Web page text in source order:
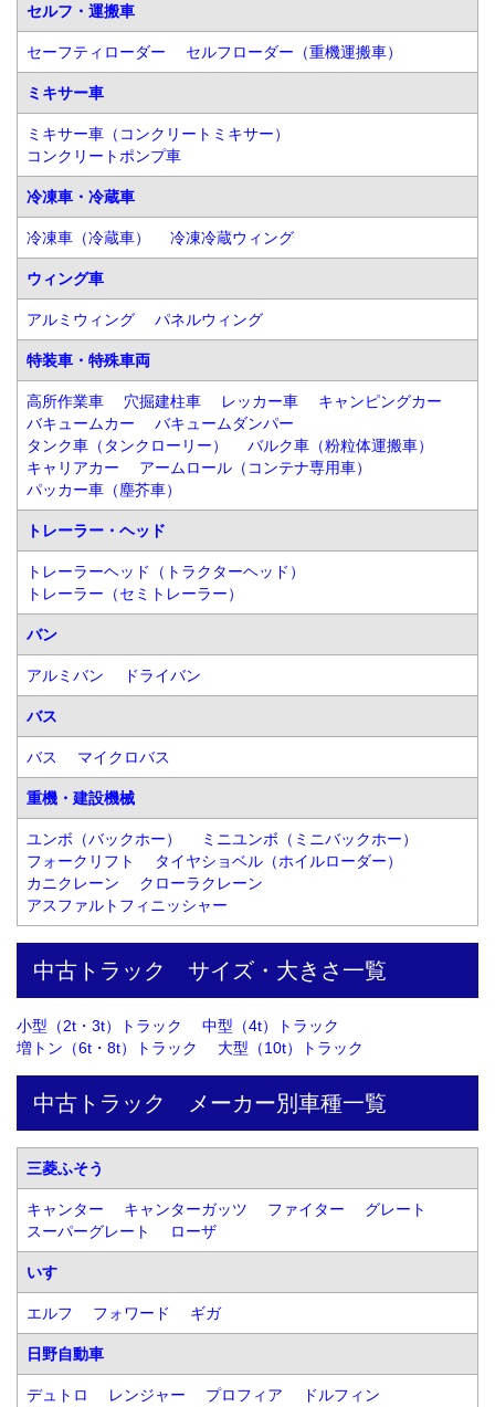
セルフ・運搬車
セーフティローダー セルフローダー（重機運搬車）
ミキサー車
ミキサー車（コンクリートミキサー）
コンクリートポンプ車
冷凍車・冷蔵車
冷凍車（冷蔵車） 冷凍冷蔵ウィング
ウィング車
アルミウィング パネルウィング
特装車・特殊車両
高所作業車 穴掘建柱車 レッカー車
キャンピングカー
バキュームカー
バキュームダンパー
タンク車（タンクローリー）
バルク車（粉粒体運搬車）
キャリアカー
アームロール（コンテナ専用車）
パッカー車（塵芥車）
トレーラー・ヘッド
トレーラーヘッド（トラクターヘッド）
トレーラー（セミトレーラー）
バン
アルミバン ドライバン
バス
バス マイクロバス
重機・建設機械
ユンボ（バックホー）
ミニユンボ（ミニバックホー）
フォークリフト
タイヤショベル（ホイルローダー）
カニクレーン
クローラクレーン
アスファルトフィニッシャー
中古トラック　サイズ・大きさ一覧
小型（2t・3t）トラック
中型（4t）トラック
増トン（6t・8t）トラック
大型（10t）トラック
中古トラック　メーカー別車種一覧
三菱ふそう
キャンター キャンターガッツ ファイター
グレート
スーパーグレート
ローザ
いすゞ
エルフ フォワード ギガ
日野自動車
デュトロ レンジャー プロフィア
ドルフィン